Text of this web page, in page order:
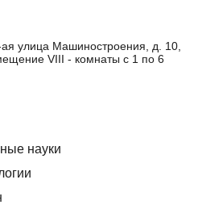
ая улица Машиностроения, д. 10,
VIII - комнаты с 1 по 6
науки